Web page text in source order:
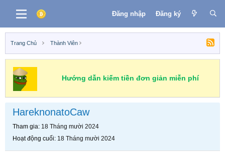
Đăng nhập Đăng ký
Trang Chủ Thành Viên
Hướng dẫn kiếm tiền đơn giản miễn phí
HareknonatoCaw
Tham gia 18 Tháng mười 2024
Hoạt động cuối 18 Tháng mười 2024